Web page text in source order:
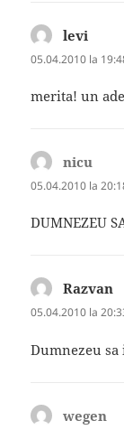
levi
05.04.2010 la
merita! un
nicu
05.04.2010 la
DUMNEZEU
Razvan
05.04.2010 la
Dumnezeu
wegen